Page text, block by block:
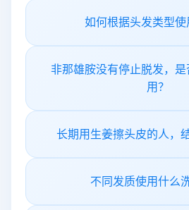
如何根据头发类型
非那雄胺没有停止脱发，
用？
长期用生姜擦头皮的人，
不同发质使用什么